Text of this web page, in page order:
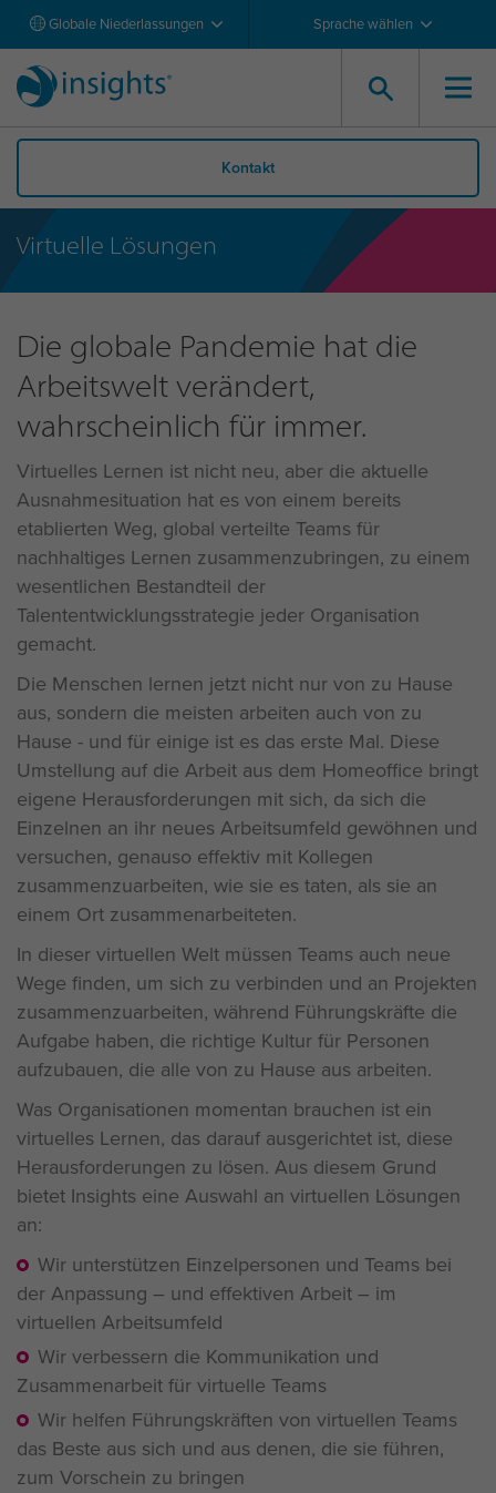
Globale Niederlassungen Sprache wählen
Kontakt
Virtuelle Lösungen
Die globale Pandemie hat die
Arbeitswelt verändert,
wahrscheinlich für immer.
Virtuelles Lernen ist nicht neu, aber die aktuelle
Ausnahmesituation hat es von einem bereits
etablierten Weg, global verteilte Teams für
nachhaltiges Lernen zusammenzubringen, zu einem
wesentlichen Bestandteil der
Talententwicklungsstrategie jeder Organisation
gemacht.
Die Menschen lernen jetzt nicht nur von zu Hause
aus, sondern die meisten arbeiten auch von zu
Hause - und für einige ist es das erste Mal. Diese
Umstellung auf die Arbeit aus dem Homeoffice bringt
eigene Herausforderungen mit sich, da sich die
Einzelnen an ihr neues Arbeitsumfeld gewöhnen und
versuchen, genauso effektiv mit Kollegen
zusammenzuarbeiten, wie sie es taten, als sie an
einem Ort zusammenarbeiteten.
In dieser virtuellen Welt müssen Teams auch neue
Wege finden, um sich zu verbinden und an Projekten
zusammenzuarbeiten, während Führungskräfte die
Aufgabe haben, die richtige Kultur für Personen
aufzubauen, die alle von zu Hause aus arbeiten.
Was Organisationen momentan brauchen ist ein
virtuelles Lernen, das darauf ausgerichtet ist, diese
Herausforderungen zu lösen. Aus diesem Grund
bietet Insights eine Auswahl an virtuellen Lösungen
an:
Wir unterstützen Einzelpersonen und Teams bei
der Anpassung – und effektiven Arbeit – im
virtuellen Arbeitsumfeld
Wir verbessern die Kommunikation und
Zusammenarbeit für virtuelle Teams
Wir helfen Führungskräften von virtuellen Teams
das Beste aus sich und aus denen, die sie führen,
zum Vorschein zu bringen